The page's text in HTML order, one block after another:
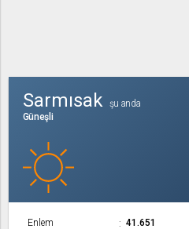
Sarmısak
şu anda
Güneşli
Enlem
41.651